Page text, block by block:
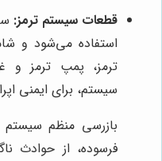
قطعات سیستم ترمز:
استفاده می‌شود و
ترمز، پمپ ترمز و
سیستم، برای ایمنی
بازرسی منظم
فرسوده، از حوادث